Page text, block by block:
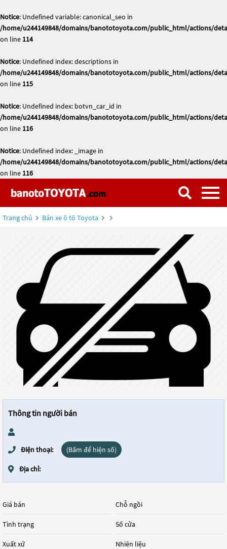
Notice: Undefined variable: canonical_seo in
/home/u244149848/domains/banototoyota.com/public_html/actions/
on line 114
Notice: Undefined index: descriptions in
/home/u244149848/domains/banototoyota.com/public_html/actions/
on line 115
Notice: Undefined index: botvn_car_id in
/home/u244149848/domains/banototoyota.com/public_html/actions/
on line 116
Notice: Undefined index: _image in
/home/u244149848/domains/banototoyota.com/public_html/actions/
on line 116
Trang chủ Bán xe ô tô Toyota
Thông tin người bán
Điện thoại: (Bấm để hiện số)
Địa chỉ:
Giá bán
Tình trạng
Xuất xứ
Chỗ ngồi
Số cửa
Nhiên liệu